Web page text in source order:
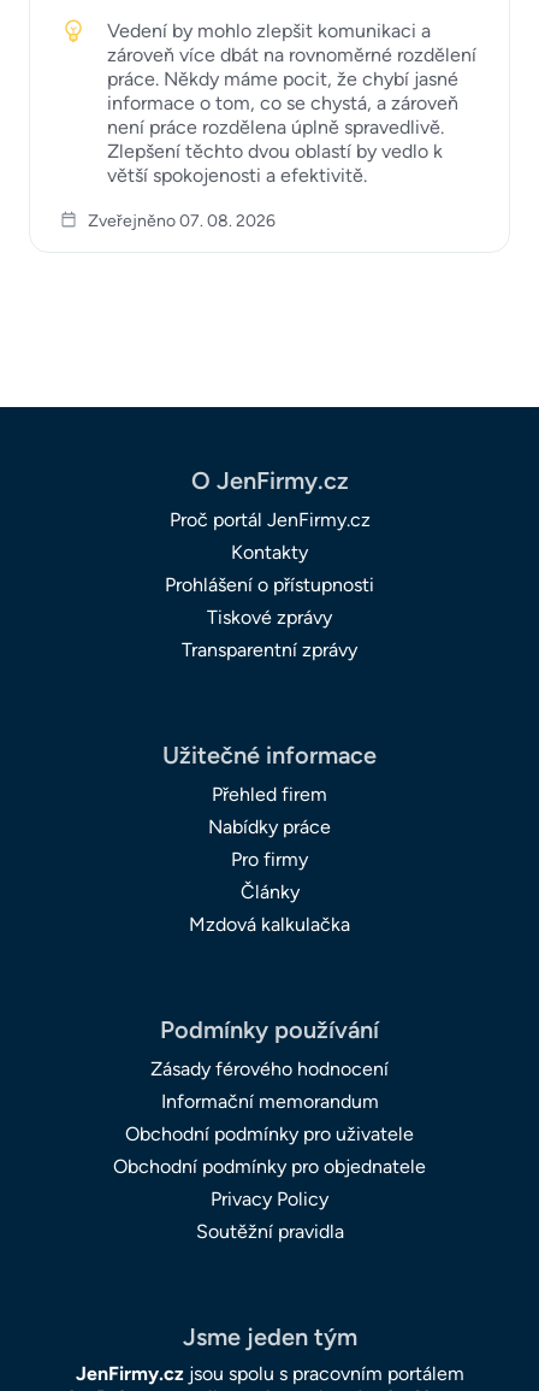
Vedení by mohlo zlepšit komunikaci a
zároveň více dbát na rovnoměrné rozdělení
práce. Někdy máme pocit, že chybí jasné
informace o tom, co se chystá, a zároveň
není práce rozdělena úplně spravedlivě.
Zlepšení těchto dvou oblastí by vedlo k
větší spokojenosti a efektivitě.
Zveřejněno 07. 08. 2026
O JenFirmy.cz
Proč portál JenFirmy.cz
Kontakty
Prohlášení o přístupnosti
Tiskové zprávy
Transparentní zprávy
Užitečné informace
Přehled firem
Nabídky práce
Pro firmy
Články
Mzdová kalkulačka
Podmínky používání
Zásady férového hodnocení
Informační memorandum
Obchodní podmínky pro uživatele
Obchodní podmínky pro objednatele
Privacy Policy
Soutěžní pravidla
Jsme jeden tým
JenFirmy.czjsou spolu s pracovním portálem